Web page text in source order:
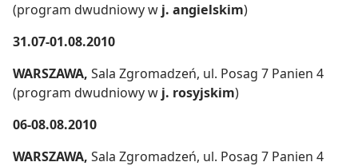
(program dwudniowy w j. angielskim)
31.07-01.08.2010
WARSZAWA, Sala Zgromadzeń, ul. Posag 7 Panien 4
(program dwudniowy w j. rosyjskim)
06-08.08.2010
WARSZAWA, Sala Zgromadzeń, ul. Posag 7 Panien 4